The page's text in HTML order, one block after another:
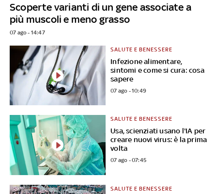
Scoperte varianti di un gene associate a
più muscoli e meno grasso
07 ago - 14:47
Infezione alimentare,
sintomi e come si cura: cosa
sapere
SALUTE E BENESSERE
07 ago - 10:49
Usa, scienziati usano l'IA per
creare nuovi virus: è la prima
volta
SALUTE E BENESSERE
07 ago - 07:45
SALUTE E BENESSERE